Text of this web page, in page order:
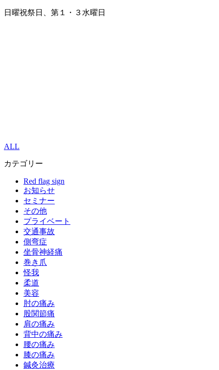
日曜祝祭日、第１・３水曜日
ALL
カテゴリー
Red flag sign
お知らせ
セミナー
その他
プライベート
交通事故
側弯症
坐骨神経痛
巻き爪
怪我
柔道
美容
肘の痛み
股関節痛
肩の痛み
背中の痛み
腰の痛み
膝の痛み
鍼灸治療